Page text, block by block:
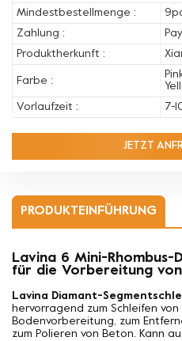
Mindestbestellmenge :
Zahlung :
Produktherkunft :
Farbe :
Vorlaufzeit :
7-
JETZT
PRODUKTEINFÜHRUNG
Lavina 6 Mini-
für die Vorbereitung
Lavina Diamant-
hervorragend zum Schleifen
Bodenvorbereitung, zum
zum Polieren von Beton. Kann